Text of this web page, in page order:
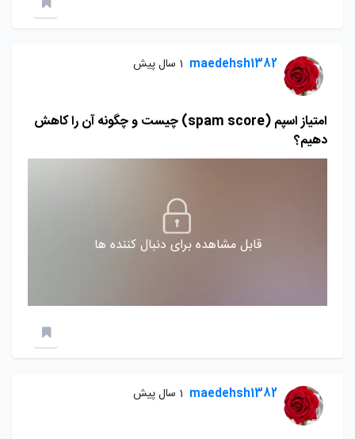
maedehsh1382 1 سال پیش
امتیاز اسپم (spam score) چیست و چگونه آن را کاهش
دهیم؟
قابل مشاهده برای دنبال کننده ها
maedehsh1382 1 سال پیش